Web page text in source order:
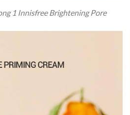
1 Innisfree Brightening Pore